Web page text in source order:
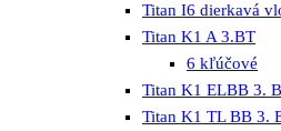
Titan I6 dierkavá
Titan K1 A 3.BT
6 kľúčové
Titan K1 ELBB 3.
Titan K1 TL BB 3.